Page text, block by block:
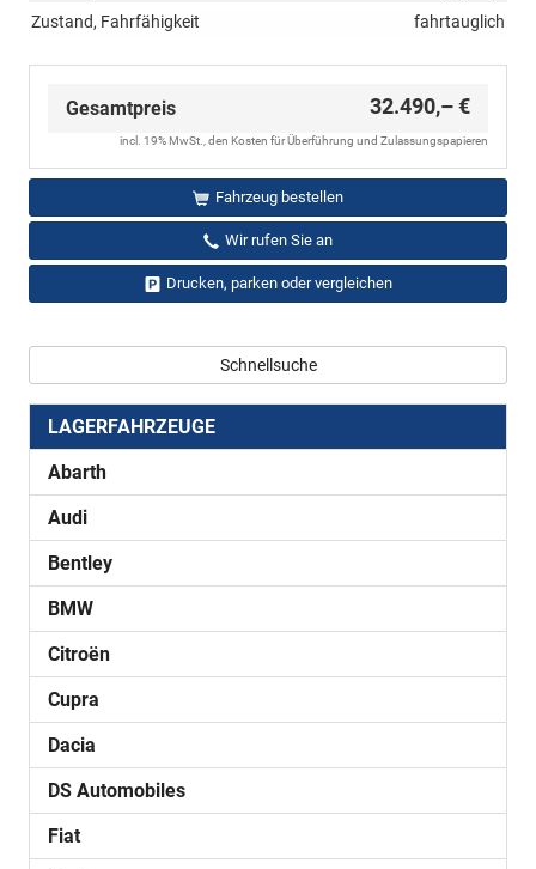
Zustand, Fahrfähigkeit
fahrtauglich
Gesamtpreis 32.490,– €
incl. 19% MwSt., den Kosten für Überführung und Zulassungspapieren
Fahrzeug bestellen
Wir rufen Sie an
Drucken, parken oder vergleichen
Schnellsuche
LAGERFAHRZEUGE
Abarth
Audi
Bentley
BMW
Citroën
Cupra
Dacia
DS Automobiles
Fiat